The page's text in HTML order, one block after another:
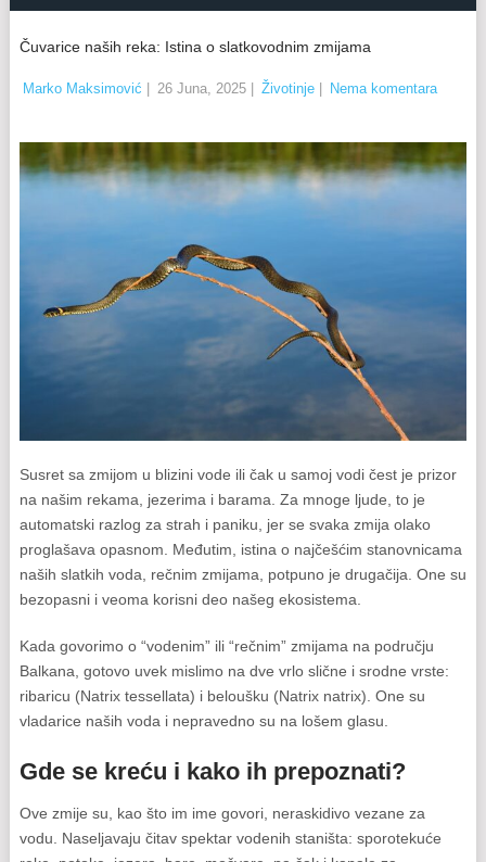
Čuvarice naših reka: Istina o slatkovodnim zmijama
Marko Maksimović 26 Juna, 2025| Životinje| Nema komentara
Susret sa zmijom u blizini vode ili čak u samoj vodi čest je prizor
na našim rekama, jezerima i barama. Za mnoge ljude, to je
automatski razlog za strah i paniku, jer se svaka zmija olako
proglašava opasnom. Međutim, istina o najčešćim stanovnicama
naših slatkih voda, rečnim zmijama, potpuno je drugačija. One su
bezopasni i veoma korisni deo našeg ekosistema.
Kada govorimo o “vodenim” ili “rečnim” zmijama na području
Balkana, gotovo uvek mislimo na dve vrlo slične i srodne vrste:
ribaricu (Natrix tessellata) i beloušku (Natrix natrix). One su
vladarice naših voda i nepravedno su na lošem glasu.
Gde se kreću i kako ih prepoznati?
Ove zmije su, kao što im ime govori, neraskidivo vezane za
vodu. Naseljavaju čitav spektar vodenih staništa: sporotekuće